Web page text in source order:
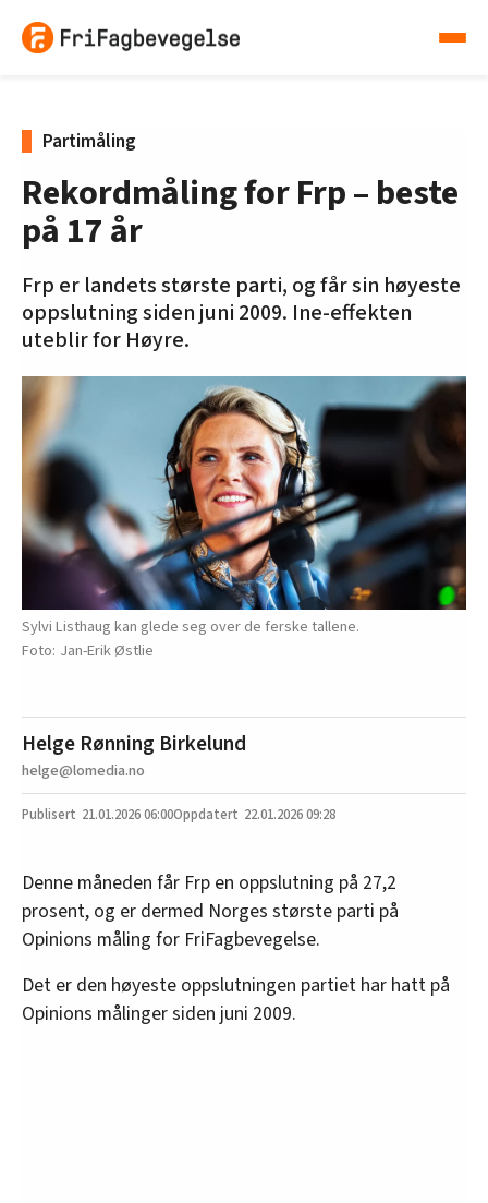
Partimåling
Rekordmåling for Frp – beste
på 17 år
Frp er landets største parti, og får sin høyeste
oppslutning siden juni 2009. Ine-effekten
uteblir for Høyre.
Sylvi Listhaug kan glede seg over de ferske tallene.
Jan-Erik Østlie
Helge Rønning Birkelund
helge@lomedia.no
21.01.202606:00 22.01.2026 09:28
Denne måneden får Frp en oppslutning på 27,2
prosent, og er dermed Norges største parti på
Opinions måling for FriFagbevegelse.
Det er den høyeste oppslutningen partiet har hatt på
Opinions målinger siden juni 2009.